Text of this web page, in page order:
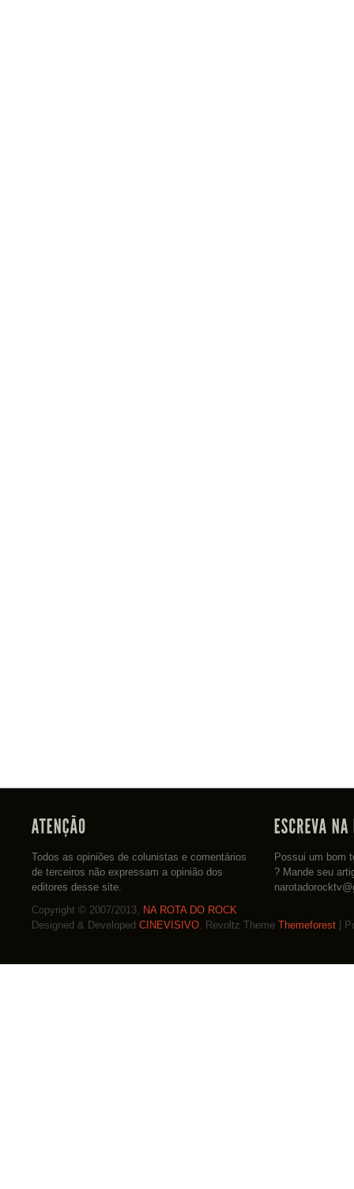
Todos as opiniões de colunistas e comentários
de terceiros não expressam a opinião dos
editores desse site.
Possui um bom
? Mande seu
Copyright © 2007/2013, NA ROTA DO ROCK
Designed & Developed CINEVISIVO. Revoltz Theme Themeforest |